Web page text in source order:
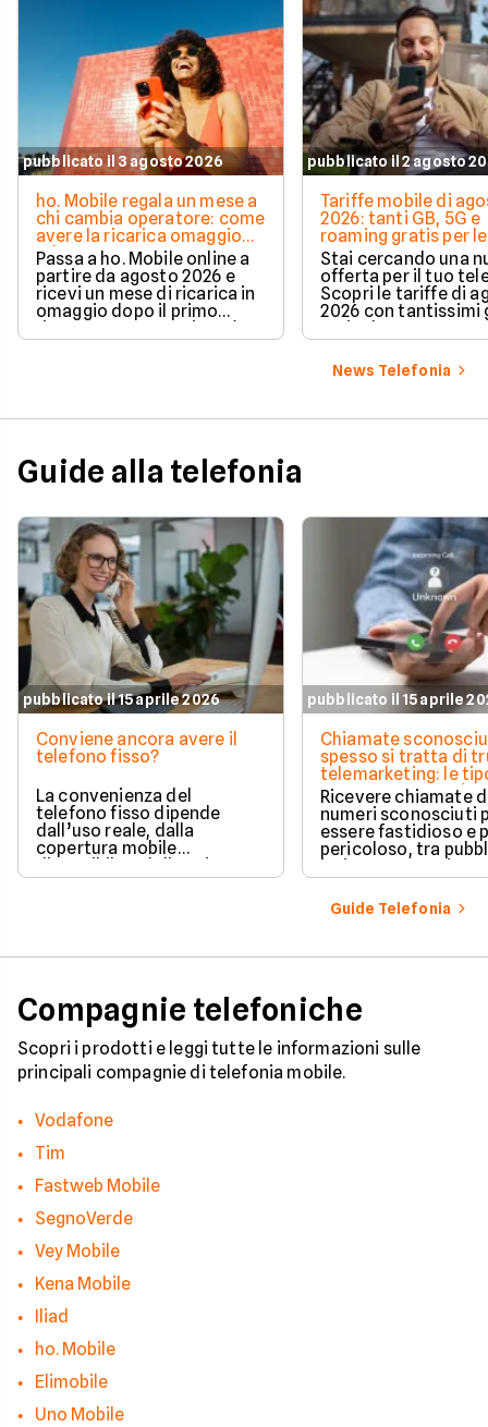
pubblicato il 3 agosto 2026
ho. Mobile regala un mese a
chi cambia operatore: come
avere la ricarica omaggio
ad agosto 2026
Passa a ho. Mobile online a
partire da agosto 2026 e
ricevi un mese di ricarica in
omaggio dopo il primo
rinnovo. La promozione è
valida per chi richiede la
modo automatico.
pubblicato il 2 agosto
Tariffe mobile di
2026: tanti GB, 5G e
roaming gratis per le
vacanze
Stai cercando una
offerta per il tuo
Scopri le tariffe di
2026 con tantissimi
5G incluso.
News Telefonia
Guide alla telefonia
pubblicato il 15 aprile 2026
Conviene ancora avere il
telefono fisso?
La convenienza del
telefono fisso dipende
dall’uso reale, dalla
copertura mobile
disponibile e dalle esigenze
di casa o lavoro.
pubblicato il 15 aprile
Chiamate
spesso si tratta di
telemarketing: le
come proteggersi
Ricevere chiamate
numeri sconosciuti
essere fastidioso e
pericoloso, tra
insistente e veri e
tentativi di truffa.
come il tuo numero
nelle mani dei call
efficaci per
riconoscere i
pericolo e a usare gli
strumenti giusti per
bloccare finalmente
contatti
Guide Telefonia
Compagnie telefoniche
Scopri i prodotti e leggi tutte le informazioni sulle
principali compagnie di telefonia mobile.
Vodafone
Tim
Fastweb Mobile
SegnoVerde
Vey Mobile
Kena Mobile
Iliad
ho. Mobile
Elimobile
Uno Mobile